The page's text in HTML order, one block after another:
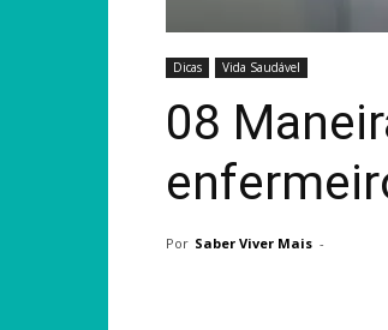
Dicas Vida Saudável
08
Por Saber Viver Mais -